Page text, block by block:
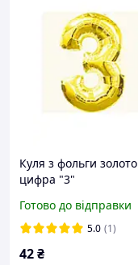
Куля з фольги золото
цифра "3"
Готово до відправки
5.0 (1)
42₴